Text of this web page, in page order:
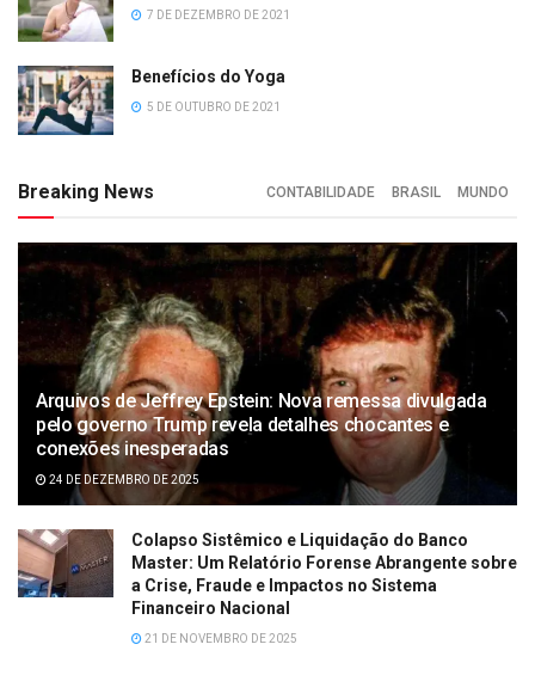
7 DE DEZEMBRO DE 2021
Benefícios do Yoga
5 DE OUTUBRO DE 2021
Breaking News CONTABILIDADE BRASIL MUNDO
Arquivos de Jeffrey Epstein: Nova remessa divulgada
pelo governo Trump revela detalhes chocantes e
conexões inesperadas
24 DE DEZEMBRO DE 2025
Colapso Sistêmico e Liquidação do Banco
Master: Um Relatório Forense Abrangente sobre
a Crise, Fraude e Impactos no Sistema
Financeiro Nacional
21 DE NOVEMBRO DE 2025